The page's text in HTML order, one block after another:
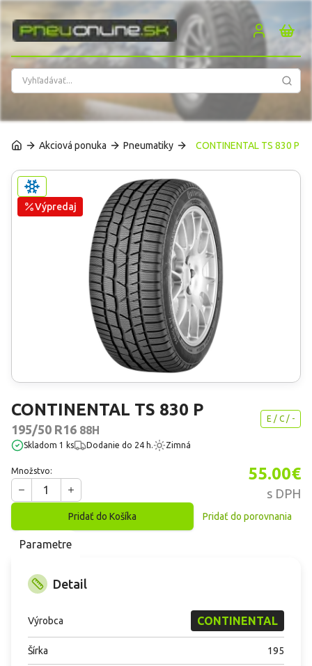
PneuOnline
Akciová ponuka Pneumatiky CONTINENTAL TS 830 P
Výpredaj
CONTINENTAL TS 830 P
195/50 R16 88H
E / C / -
skladom 1 ks Dodanie do 24 h. Zimná
Množstvo:
1
55.00€
s DPH
Pridať do Košíka Pridať do porovnania
Parametre
Detail
Výrobca CONTINENTAL
Šírka 195